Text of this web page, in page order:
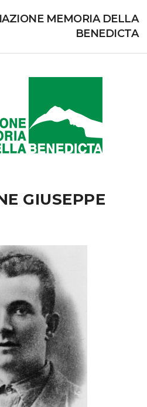
MEMORIA DELLA
BENEDICTA
GIUSEPPE